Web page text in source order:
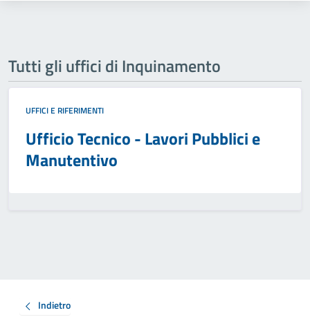
Tutti gli uffici di Inquinamento
UFFICI E RIFERIMENTI
Ufficio Tecnico - Lavori Pubblici e
Manutentivo
Indietro